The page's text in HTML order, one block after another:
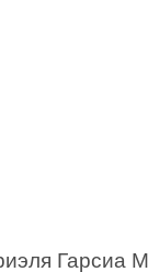
Гарсиа